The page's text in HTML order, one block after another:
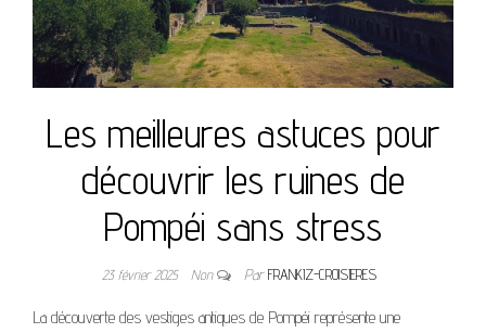
Les meilleures astuces pour
découvrir les ruines de
Pompéi sans stress
23 février 2025 Non ParFRANKIZ-CROISIERES
La découverte des vestiges antiques de Pompéi représente une